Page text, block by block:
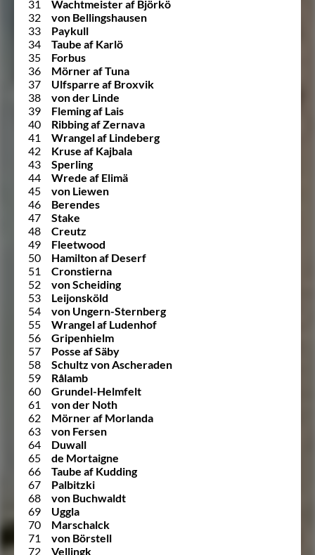
31
Wachtmeister af Björkö
32
von Bellingshausen
33
Paykull
34
Taube af Karlö
35
Forbus
36
Mörner af Tuna
37
Ulfsparre af Broxvik
38
von der Linde
39
Fleming af Lais
40
Ribbing af Zernava
41
Wrangel af Lindeberg
42
Kruse af Kajbala
43
Sperling
44
Wrede af Elimä
45
von Liewen
46
Berendes
47
Stake
48
Creutz
49
Fleetwood
50
Hamilton af Deserf
51
Cronstierna
52
von Scheiding
53
Leijonsköld
54
von Ungern-Sternberg
55
Wrangel af Ludenhof
56
Gripenhielm
57
Posse af Säby
58
Schultz von Ascheraden
59
Rålamb
60
Grundel-Helmfelt
61
von der Noth
62
Mörner af Morlanda
63
von Fersen
64
Duwall
65
de Mortaigne
66
Taube af Kudding
67
Palbitzki
68
von Buchwaldt
69
Uggla
70
Marschalck
71
von Börstell
72
Vellingk